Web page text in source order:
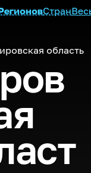
Стран
область